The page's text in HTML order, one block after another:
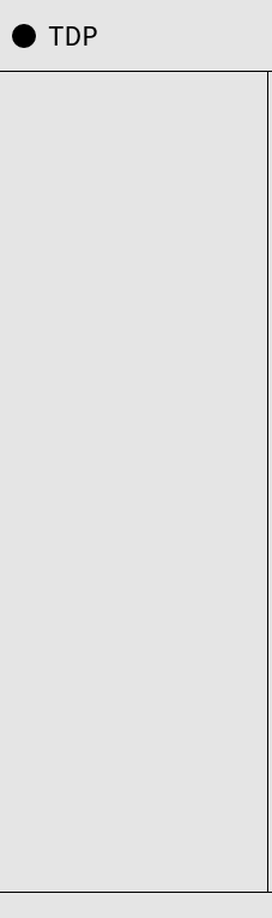
TDP